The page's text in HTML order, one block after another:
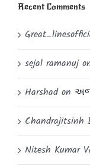
Recent Comments
sejal ramanuj
Harshadon
Chandrajitsinh
Nitesh Kumar